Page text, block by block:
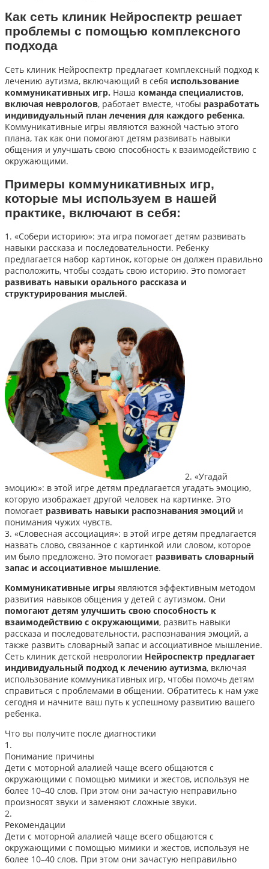
Как сеть клиник Нейроспектр решает
проблемы с помощью комплексного
подхода
Сеть клиник Нейроспектр предлагает комплексный подход к
лечению аутизма, включающий в себя использование
коммуникативных игр. Наша команда специалистов,
включая неврологов, работает вместе, чтобы разработать
индивидуальный план лечения для каждого ребенка.
Коммуникативные игры являются важной частью этого
плана, так как они помогают детям развивать навыки
общения и улучшать свою способность к взаимодействию с
окружающими.
Примеры коммуникативных игр,
которые мы используем в нашей
практике, включают в себя:
1. «Собери историю»: эта игра помогает детям развивать
навыки рассказа и последовательности. Ребенку
предлагается набор картинок, которые он должен правильно
расположить, чтобы создать свою историю. Это помогает
развивать навыки орального рассказа и
структурирования мыслей.
2. «Угадай
эмоцию»: в этой игре детям предлагается угадать эмоцию,
которую изображает другой человек на картинке. Это
помогает развивать навыки распознавания эмоций и
понимания чужих чувств.
3. «Словесная ассоциация»: в этой игре детям предлагается
назвать слово, связанное с картинкой или словом, которое
им было предложено. Это помогает развивать словарный
запас и ассоциативное мышление.
Коммуникативные игры являются эффективным методом
развития навыков общения у детей с аутизмом. Они
помогают детям улучшить свою способность к
взаимодействию с окружающими, развить навыки
рассказа и последовательности, распознавания эмоций, а
также развить словарный запас и ассоциативное мышление.
Сеть клиник детской неврологии Нейроспектр предлагает
индивидуальный подход к лечению аутизма, включая
использование коммуникативных игр, чтобы помочь детям
справиться с проблемами в общении. Обратитесь к нам уже
сегодня и начните ваш путь к успешному развитию вашего
ребенка.
Что вы получите после диагностики
1.
Понимание причины
Дети с моторной алалией чаще всего общаются с
окружающими с помощью мимики и жестов, используя не
более 10–40 слов. При этом они зачастую неправильно
произносят звуки и заменяют сложные звуки.
2.
Рекомендации
Дети с моторной алалией чаще всего общаются с
окружающими с помощью мимики и жестов, используя не
более 10–40 слов. При этом они зачастую неправильно